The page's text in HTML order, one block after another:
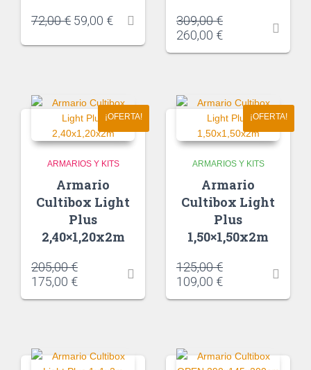
72,00€ 59,00 € 309,00€
260,00 €
¡OFERTA!
ARMARIOS Y KITS
Armario
Cultibox Light
Plus
2,40×1,20x2m
205,00€
175,00 €
¡OFERTA!
ARMARIOS Y KITS
Armario
Cultibox Light
Plus
1,50×1,50x2m
125,00€
109,00 €